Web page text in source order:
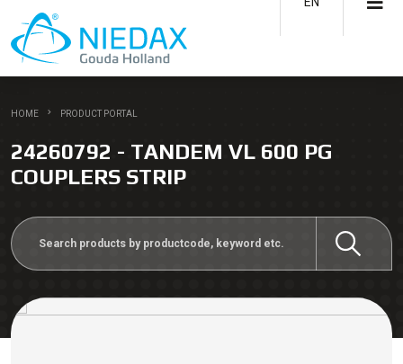
HOME PRODUCT PORTAL
24260792 - TANDEM VL 600 PG
COUPLERS STRIP